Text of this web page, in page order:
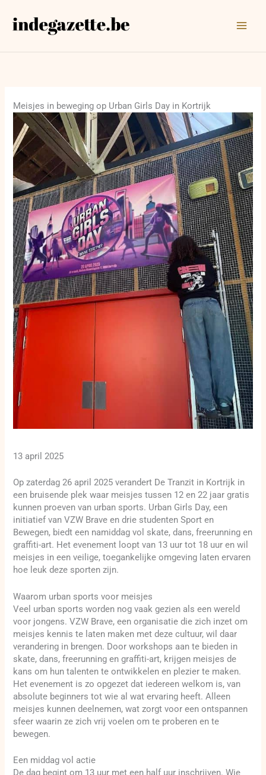
naar
Meisjes in beweging op Urban Girls Day in Kortrijk
13 april 2025
Op zaterdag 26 april 2025 verandert De Tranzit in Kortrijk in
een bruisende plek waar meisjes tussen 12 en 22 jaar gratis
kunnen proeven van urban sports. Urban Girls Day, een
initiatief van VZW Brave en drie studenten Sport en
Bewegen, biedt een namiddag vol skate, dans, freerunning en
graffiti-art. Het evenement loopt van 13 uur tot 18 uur en wil
meisjes in een veilige, toegankelijke omgeving laten ervaren
hoe leuk deze sporten zijn.
Waarom urban sports voor meisjes
Veel urban sports worden nog vaak gezien als een wereld
voor jongens. VZW Brave, een organisatie die zich inzet om
meisjes kennis te laten maken met deze cultuur, wil daar
verandering in brengen. Door workshops aan te bieden in
skate, dans, freerunning en graffiti-art, krijgen meisjes de
kans om hun talenten te ontwikkelen en plezier te maken.
Het evenement is zo opgezet dat iedereen welkom is, van
absolute beginners tot wie al wat ervaring heeft. Alleen
meisjes kunnen deelnemen, wat zorgt voor een ontspannen
sfeer waarin ze zich vrij voelen om te proberen en te
bewegen.
Een middag vol actie
De dag begint om 13 uur met een half uur inschrijven. Wie